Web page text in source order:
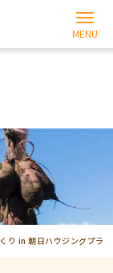
り in 朝日ハウジングプラ